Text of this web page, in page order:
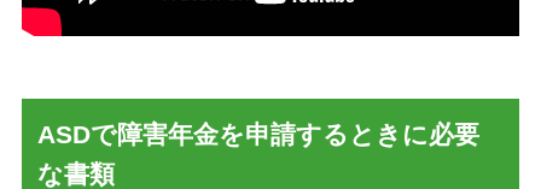
ASDで障害年金を申請するときに必要
な書類